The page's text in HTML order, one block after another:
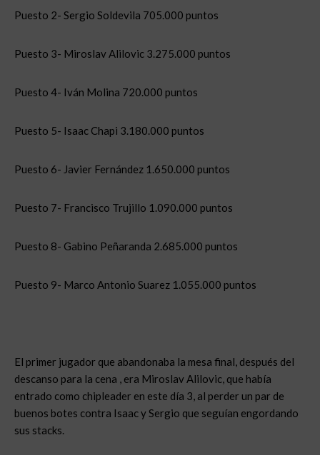
Puesto 2- Sergio Soldevila 705.000 puntos
Puesto 3- Miroslav Alilovic 3.275.000 puntos
Puesto 4- Iván Molina 720.000 puntos
Puesto 5- Isaac Chapi 3.180.000 puntos
Puesto 6- Javier Fernández 1.650.000 puntos
Puesto 7- Francisco Trujillo 1.090.000 puntos
Puesto 8- Gabino Peñaranda 2.685.000 puntos
Puesto 9- Marco Antonio Suarez 1.055.000 puntos
El primer jugador que abandonaba la mesa final, después del
descanso para la cena , era Miroslav Alilovic, que había
entrado como chipleader en este día 3, al perder un par de
buenos botes contra Isaac y Sergio que seguían engordando
sus stacks.